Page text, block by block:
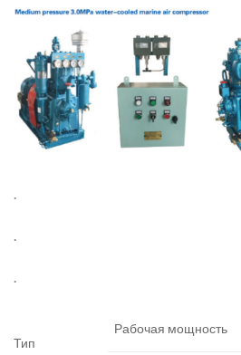
.
.
Тип
Рабочая мощность